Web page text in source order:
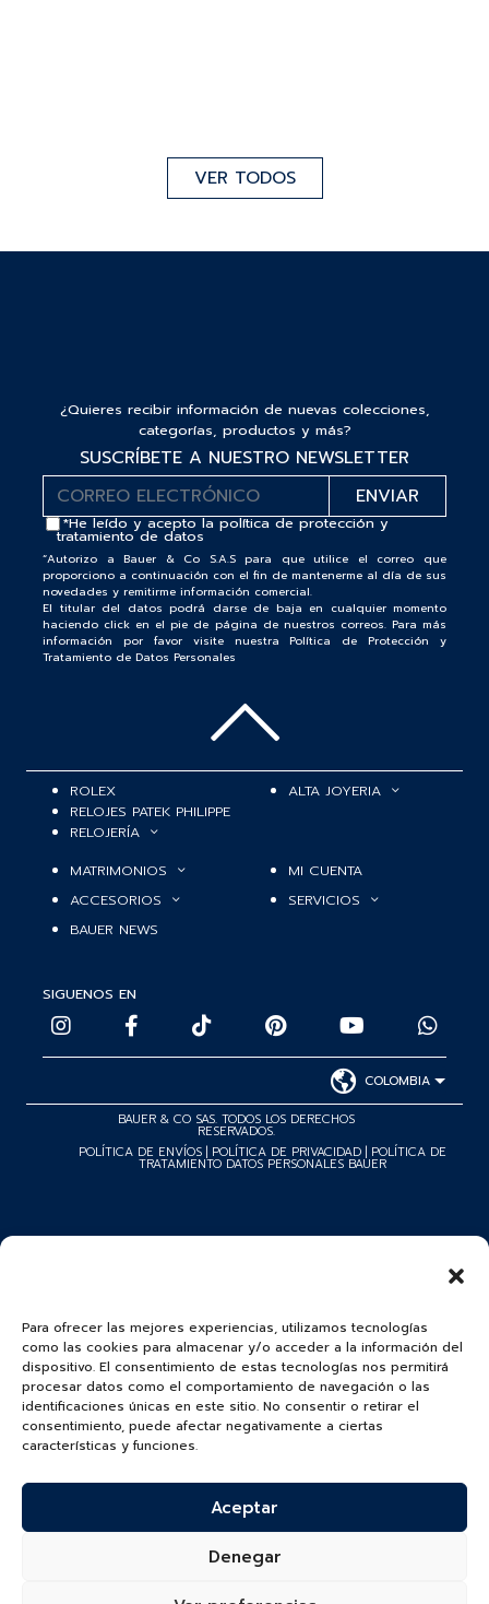
Para ofrecer las mejores experiencias, utilizamos tecnologías
como las cookies para almacenar y/o acceder a la información del
dispositivo. El consentimiento de estas tecnologías nos permitirá
procesar datos como el comportamiento de navegación o las
identificaciones únicas en este sitio. No consentir o retirar el
consentimiento, puede afectar negativamente a ciertas
características y funciones.
Aceptar
Denegar
VER TODOS
¿Quieres recibir información de nuevas colecciones,
categorías, productos y más?
SUSCRÍBETE A NUESTRO NEWSLETTER
*He leído y acepto lapolítica de protección y
tratamiento de datos
“Autorizo a Bauer & Co S.A.S para que utilice el correo que
proporciono a continuación con el fin de mantenerme al día de sus
novedades y remitirme información comercial.
El titular del datos podrá darse de baja en cualquier momento
haciendo click en el pie de página de nuestros correos. Para más
información por favor visite nuestra Política de Protección y
Tratamiento de Datos Personales
ROLEX
RELOJES PATEK PHILIPPE
RELOJERÍA
ALTA JOYERIA
MATRIMONIOS
ACCESORIOS
BAUER NEWS
MI CUENTA
SERVICIOS
SIGUENOS EN
COLOMBIA
BAUER & CO SAS. TODOS LOS DERECHOS
RESERVADOS.
POLÍTICA DE ENVÍOS | POLÍTICA DE PRIVACIDAD | POLÍTICA DE
TRATAMIENTO DATOS PERSONALES BAUER